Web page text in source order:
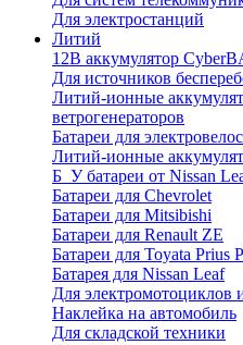
Для электростанций
Литий
12В аккумулятор
Для источников
Литий-ионные
ветрогенераторов
Батареи для
Литий-ионные
Б_У батареи от Nissan
Батареи для Chevrolet
Батареи для Mitsibishi
Батареи для Renault ZE
Батареи для Toyata Prius
Батарея для Nissan Leaf
Для электромотоциклов
Наклейка на автомобиль
Для складской техники